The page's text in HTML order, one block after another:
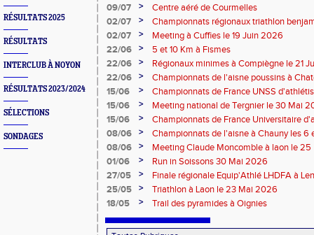
RÉSULTATS 2025
RÉSULTATS
INTERCLUB À NOYON
RÉSULTATS 2023/2024
SÉLECTIONS
SONDAGES
09/07
>
Centre aéré de Courmelles
02/07
>
Championnats régionaux triathlon
2026
02/07 >
Meeting à Cuffies le 19 Juin 2026
22/06
>
5 et 10 Km à Fismes
22/06
>
Régionaux minimes à Compiègne le 21
22/06
>
Championnats de l'aisne poussins à
2026
15/06 >
Championnats de France UNSS
15/06
>
Meeting national de Tergnier le 30 Mai
15/06
>
Championnats de France Universitaire
Mai 2026
08/06 >
Championnats de l'aisne à Chauny les 6
08/06
>
Meeting Claude Moncomble à laon le
01/06
>
Run in Soissons 30 Mai 2026
27/05
>
Finale régionale Equip'Athlé LHDFA à
25/05
>
Triathlon à Laon le 23 Mai 2026
18/05
> Trail des pyramides à Oignies